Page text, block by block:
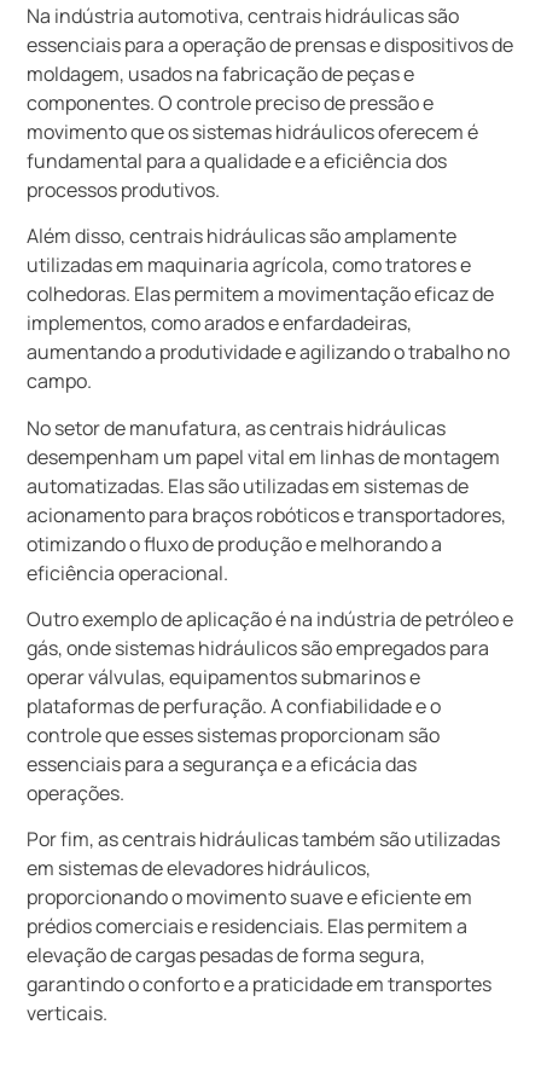
Na indústria automotiva, centrais hidráulicas são
essenciais para a operação de prensas e dispositivos de
moldagem, usados na fabricação de peças e
componentes. O controle preciso de pressão e
movimento que os sistemas hidráulicos oferecem é
fundamental para a qualidade e a eficiência dos
processos produtivos.
Além disso, centrais hidráulicas são amplamente
utilizadas em maquinaria agrícola, como tratores e
colhedoras. Elas permitem a movimentação eficaz de
implementos, como arados e enfardadeiras,
aumentando a produtividade e agilizando o trabalho no
campo.
No setor de manufatura, as centrais hidráulicas
desempenham um papel vital em linhas de montagem
automatizadas. Elas são utilizadas em sistemas de
acionamento para braços robóticos e transportadores,
otimizando o fluxo de produção e melhorando a
eficiência operacional.
Outro exemplo de aplicação é na indústria de petróleo e
gás, onde sistemas hidráulicos são empregados para
operar válvulas, equipamentos submarinos e
plataformas de perfuração. A confiabilidade e o
controle que esses sistemas proporcionam são
essenciais para a segurança e a eficácia das
operações.
Por fim, as centrais hidráulicas também são utilizadas
em sistemas de elevadores hidráulicos,
proporcionando o movimento suave e eficiente em
prédios comerciais e residenciais. Elas permitem a
elevação de cargas pesadas de forma segura,
garantindo o conforto e a praticidade em transportes
verticais.